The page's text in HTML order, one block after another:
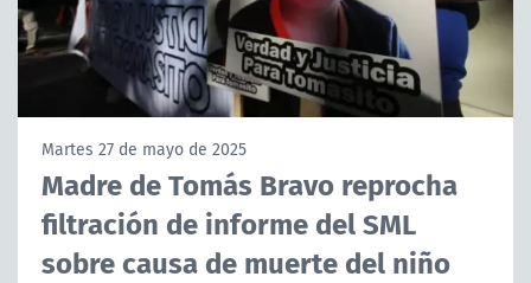
PROGRAMAS
TELESERIES
ACTUALIDAD Y TENDENCIAS
CORPORATIVO Y TRANSPARENCIA
Martes 27 de mayo de 2025
Madre de Tomás Bravo reprocha
filtración de informe del SML
sobre causa de muerte del niño